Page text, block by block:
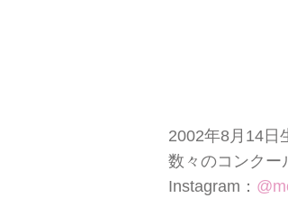
2002年8月14日
数々のコンクー
Instagram：